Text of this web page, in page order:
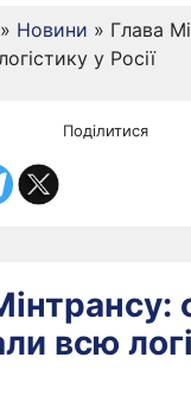
» Новини » Глава
у Росії
Поділитися
всю